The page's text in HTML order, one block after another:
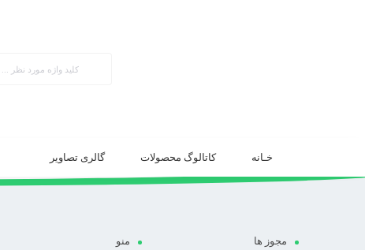
خـانه کاتالوگ محصولات گالری تصاویر
مجوز ها منو